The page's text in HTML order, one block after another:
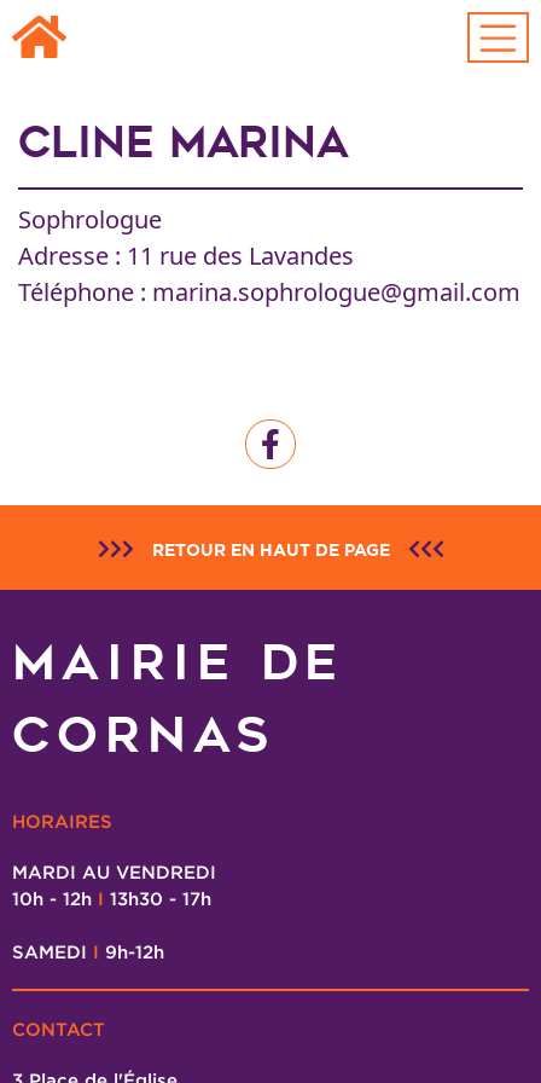
Passer au contenu principal
CLINE Marina
Sophrologue
Adresse : 11 rue des Lavandes
Téléphone : marina.sophrologue@gmail.com
RETOUR EN HAUT DE PAGE
MAIRIE DE
CORNAS
HORAIRES
MARDI AU VENDREDI
10h - 12h I 13h30 - 17h
SAMEDI I 9h-12h
CONTACT